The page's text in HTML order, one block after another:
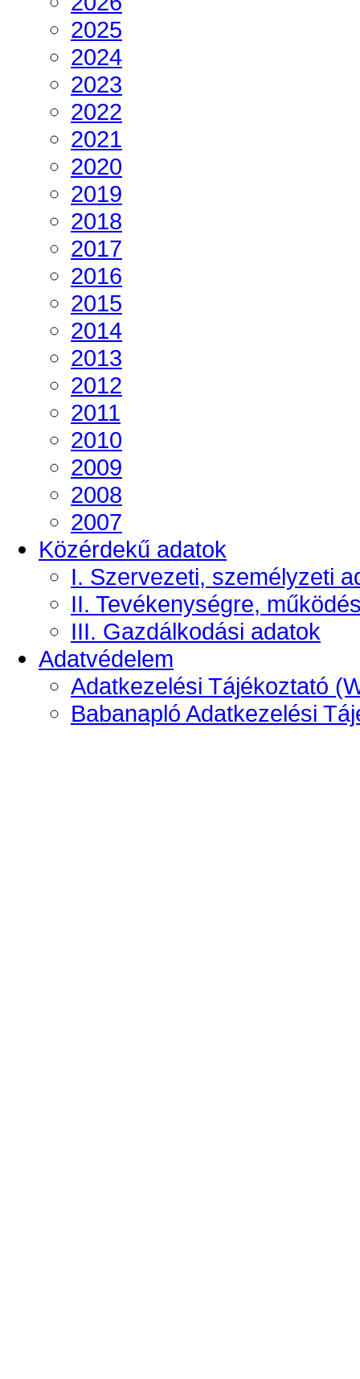
2025
2024
2023
2022
2021
2020
2019
2018
2017
2016
2015
2014
2013
2012
2011
2010
2009
2008
2007
Közérdekű adatok
I. Szervezeti, személyzeti
II. Tevékenységre,
III. Gazdálkodási adatok
Adatvédelem
Adatkezelési Tájékoztató
Babanapló Adatkezelési